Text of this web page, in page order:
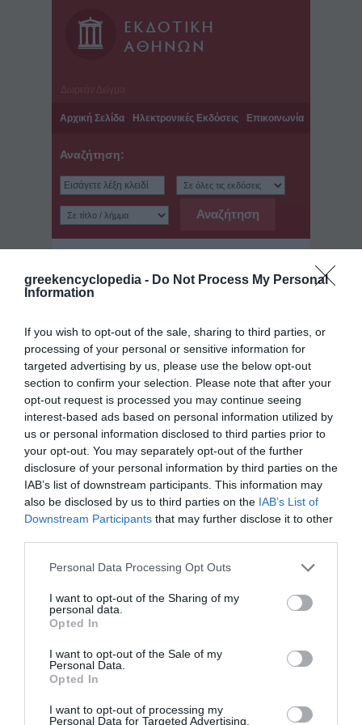
greekencyclopedia - Do Not Process My Personal
Information
If you wish to opt-out of the sale, sharing to third parties, or
processing of your personal or sensitive information for
targeted advertising by us, please use the below opt-out
section to confirm your selection. Please note that after your
opt-out request is processed you may continue seeing
interest-based ads based on personal information utilized by
us or personal information disclosed to third parties prior to
your opt-out. You may separately opt-out of the further
disclosure of your personal information by third parties on the
IAB’s list of downstream participants. This information may
also be disclosed by us to third parties on the IAB’s List of
Downstream Participants that may further disclose it to other
Personal Data Processing Opt Outs
I want to opt-out of the Sharing of my
personal data.
Opted In
I want to opt-out of the Sale of my
Personal Data.
Opted In
I want to opt-out of processing my
Personal Data for Targeted Advertising.
Αρχική Σελίδα Ηλεκτρονικές Εκδόσεις Επικοινωνία
Αναζήτηση:
Τελευταία ανανέωση: Πέμπτη, 23 Μαΐου 2013
Αντωνίου, Γεώργιος. Από
Επάγγελμα: Αγωνιστής
Ημερομηνίες: -
Δείγμα λήμματος:
Αντωνίου, Γεώργιος. Από τη Σπάρτη.
Πολέμησε υπό τις διαταγές διαφόρων
Πελοποννησίων οπλαρχηγών καθώς και του
ναυάρχου Κόχραν*. Μετά το τέλος του
Αγώνα υπηρέτησε στη Χωροφυλακή. ...
Παγκόσμιο Βιογραφικό Λεξικό
« Προηγούμενη
Αντωνίου, Ανδρέας (1797 - ; )
Αντωνίου, Ανδρέας (1801 - ; )
Αντωνίου, Αποστόλης. Από τα Άγραφα